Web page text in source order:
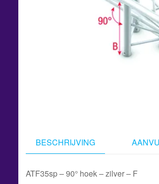
BESCHRIJVING
ATF35sp – 90° hoek – zilver – F